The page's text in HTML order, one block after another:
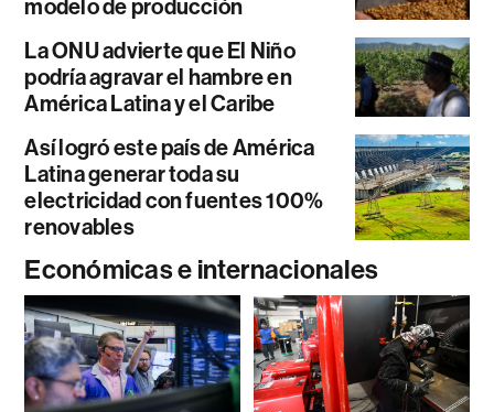
modelo de producción
La ONU advierte que El Niño
podría agravar el hambre en
América Latina y el Caribe
Así logró este país de América
Latina generar toda su
electricidad con fuentes 100%
renovables
Económicas e internacionales